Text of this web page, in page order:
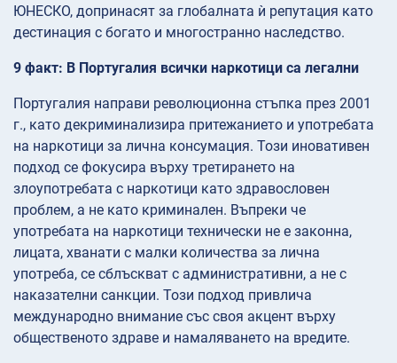
ЮНЕСКО, допринасят за глобалната ѝ репутация като
дестинация с богато и многостранно наследство.
9 факт: В Португалия всички наркотици са легални
Португалия направи революционна стъпка през 2001
г., като декриминализира притежанието и употребата
на наркотици за лична консумация. Този иновативен
подход се фокусира върху третирането на
злоупотребата с наркотици като здравословен
проблем, а не като криминален. Въпреки че
употребата на наркотици технически не е законна,
лицата, хванати с малки количества за лична
употреба, се сблъскват с административни, а не с
наказателни санкции. Този подход привлича
международно внимание със своя акцент върху
общественото здраве и намаляването на вредите.